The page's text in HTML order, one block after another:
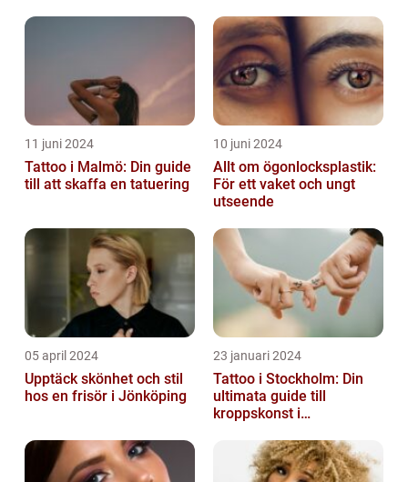
11 juni 2024
Tattoo i Malmö: Din guide
till att skaffa en tatuering
10 juni 2024
Allt om ögonlocksplastik:
För ett vaket och ungt
utseende
05 april 2024
Upptäck skönhet och stil
hos en frisör i Jönköping
23 januari 2024
Tattoo i Stockholm: Din
ultimata guide till
kroppskonst i